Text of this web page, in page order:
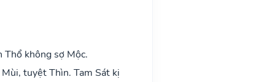
Thổ không sợ Mộc.
tuyệt Thìn. Tam Sát kị